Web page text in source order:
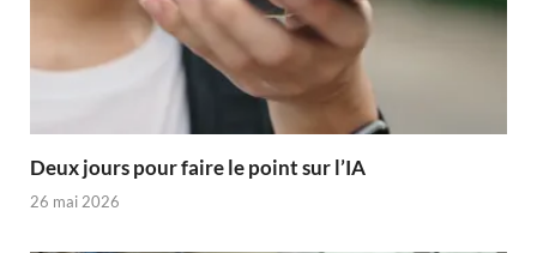
Deux jours pour faire le point sur l’IA
26 mai 2026